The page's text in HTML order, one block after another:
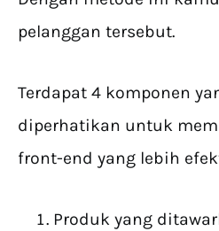
pelanggan tersebut.
Terdapat 4 komponen
diperhatikan untuk
front-end yang lebih
Produk yang